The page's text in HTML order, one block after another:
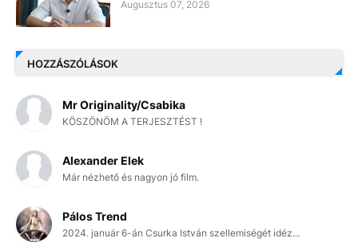
Augusztus 07, 2026
HOZZÁSZÓLÁSOK
Mr Originality/Csabika
KÖSZÖNÖM A TERJESZTÉST !
Alexander Elek
Már nézhető és nagyon jó film.
Pálos Trend
2024. január 6-án Csurka István szellemiségét idéz...